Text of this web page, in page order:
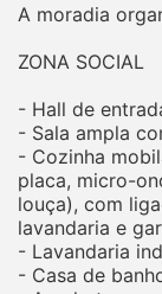
A moradia
ZONA SOCIAL
- Hall de
- Sala ampla
- Cozinha
placa, micro-
louça), com
lavandaria e
- Lavandaria
- Casa de